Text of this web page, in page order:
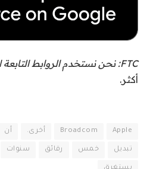
FTC: نحن نستخدم الروابط التابعة التلقائية لكسب الدخل.
أكثر.
Apple
Broadcom أخرى. أن
تبديل خمس رقائق سنوات